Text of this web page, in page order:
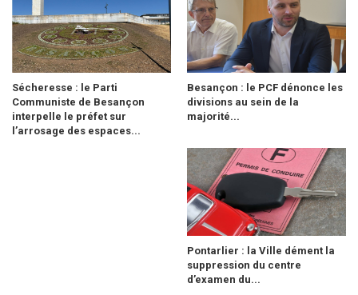
Sécheresse : le Parti
Communiste de Besançon
interpelle le préfet sur
l’arrosage des espaces...
Besançon : le PCF dénonce les
divisions au sein de la
majorité...
Pontarlier : la Ville dément la
suppression du centre
d’examen du...